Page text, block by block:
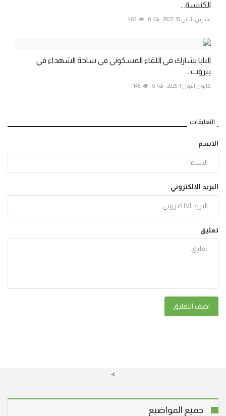
الكنيسة...
تشرين الثاني 30, 2022 0
463
البابا يشارك في اللقاء المسكوني في ساحة الشهداء في
بيروت...
كانون الأول 1, 2025 0
145
التعليقات
الاسم
البريد الالكتروني
تعليق
اضف التعليق
>
جميع المواضيع